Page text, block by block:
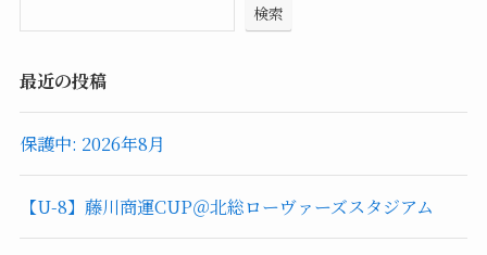
検索
最近の投稿
保護中: 2026年8月
【U-8】藤川商運CUP＠北総ローヴァーズスタジアム